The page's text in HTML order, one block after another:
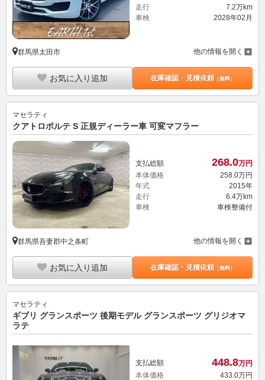
走行
7.2万km
車検
2028年02月
群馬県太田市 他の情報を開く
お気に入り追加 在庫確認・見積依頼（無料）
マセラティ
クアトロポルテ S 正規ディーラー車 可変マフラー
支払総額 268.0万円
本体価格
258.0万円
年式
2015年
走行
6.4万km
車検
車検整備付
群馬県吾妻郡中之条町 他の情報を開く
お気に入り追加 在庫確認・見積依頼（無料）
マセラティ
ギブリ グランスポーツ 後期モデル グランスポーツ グリジオマ
ラテ
支払総額 448.8万円
本体価格
433. 0万円